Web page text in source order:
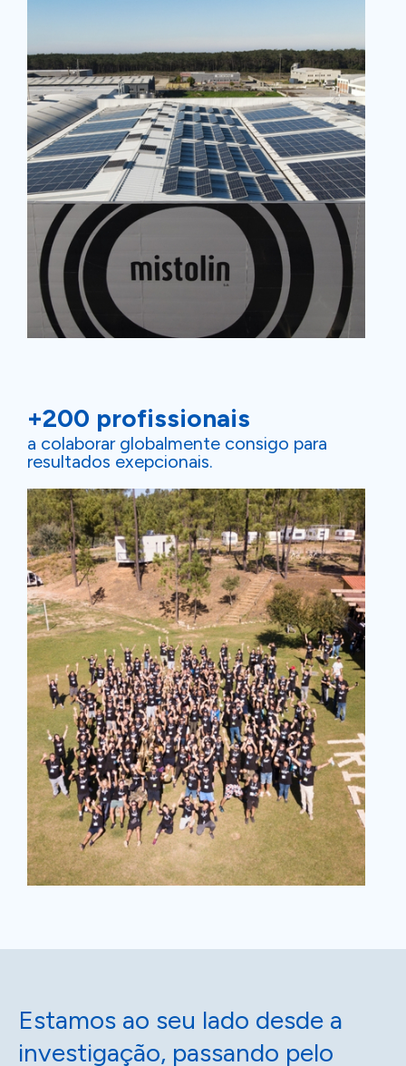
+200 profissionais
a colaborar globalmente consigo para
resultados exepcionais.
Estamos ao seu lado desde a
investigação, passando pelo